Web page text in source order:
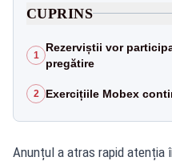
CUPRINS
1
Rezerviștii vor
pregătire
2 Exercițiile Mobex
Anunțul a atras rapid atenția